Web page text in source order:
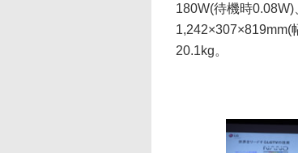
180W(待機時
1,242×307×819mm(
20.1kg。